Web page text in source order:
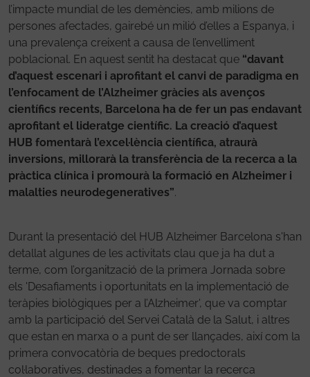
l’impacte mundial de les demències, amb milions de
persones afectades, gairebé un milió d’elles a Espanya, i
una prevalença creixent a causa de l’envelliment
poblacional. En aquest sentit ha destacat que “davant
d’aquest escenari i aprofitant el canvi de paradigma en
l’enfocament de l’Alzheimer gràcies als avenços
científics recents, Barcelona ha de fer un pas endavant
aprofitant el lideratge científic. La creació d’aquest
HUB fomentarà l’excel·lència científica, atraurà
inversions, millorarà la transferència de la recerca a la
pràctica clínica i promourà la formació en Alzheimer i
malalties neurodegeneratives”.
Durant la presentació del HUB Alzheimer Barcelona s'han
detallat algunes de les activitats clau que ja ha dut a
terme, com l’organització de la primera Jornada sobre
els 'Desafiaments i oportunitats en la implementació de
teràpies biològiques per a l’Alzheimer', que va comptar
amb la participació del Servei Català de la Salut, i altres
que estan en marxa o a punt de ser llançades, així com la
primera convocatòria de beques predoctorals
col·laboratives, destinades a fomentar la recerca